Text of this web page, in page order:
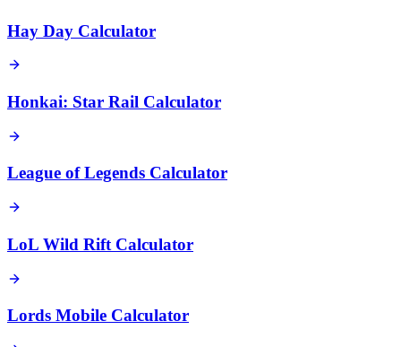
Hay Day Calculator
Honkai: Star Rail Calculator
League of Legends Calculator
LoL Wild Rift Calculator
Lords Mobile Calculator